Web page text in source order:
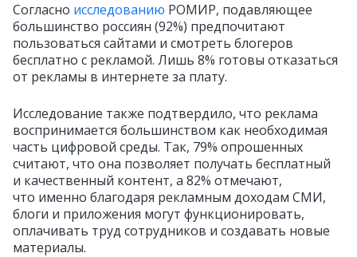
Согласно исследованию РОМИР, подавляющее
большинство россиян (92%) предпочитают
пользоваться сайтами и смотреть блогеров
бесплатно с рекламой. Лишь 8% готовы отказаться
от рекламы в интернете за плату.
Исследование также подтвердило, что реклама
воспринимается большинством как необходимая
часть цифровой среды. Так, 79% опрошенных
считают, что она позволяет получать бесплатный
и качественный контент, а 82% отмечают,
что именно благодаря рекламным доходам СМИ,
блоги и приложения могут функционировать,
оплачивать труд сотрудников и создавать новые
материалы.